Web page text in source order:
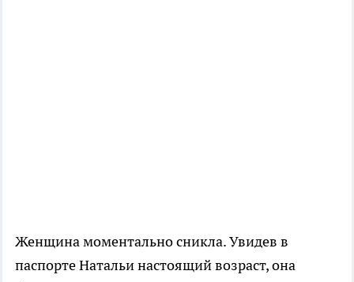
Женщина моментально сникла. Увидев в
паспорте Натальи настоящий возраст, она